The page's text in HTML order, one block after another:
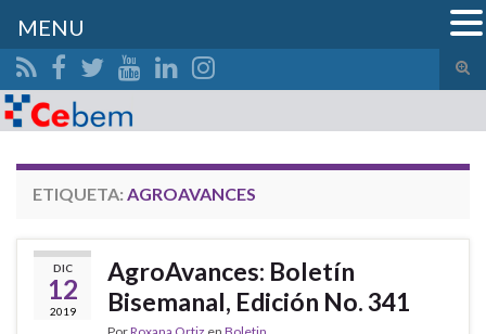
el
Search for:
ETIQUETA: AGROAVANCES
DIC
12
2019
AgroAvances: Boletín
Bisemanal, Edición No. 341
MENU